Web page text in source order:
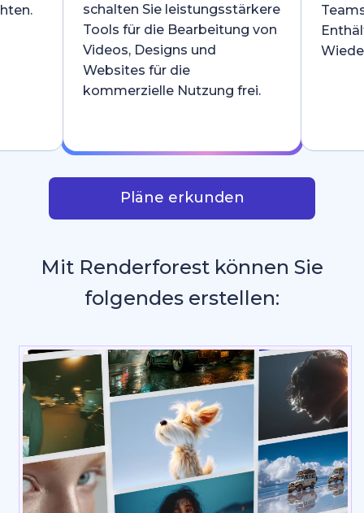
schalten Sie leistungsstärkere
Tools für die Bearbeitung von
Videos, Designs und
Websites für die
kommerzielle Nutzung frei.
Pläne erkunden
Mit Renderforest können Sie
folgendes erstellen: